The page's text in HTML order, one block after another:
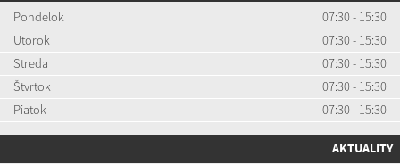
Pondelok
07:30 - 15:30
Utorok
07:30 - 15:30
Streda
07:30 - 15:30
Štvrtok
07:30 - 15:30
Piatok
07:30 - 15:30
AKTUALITY